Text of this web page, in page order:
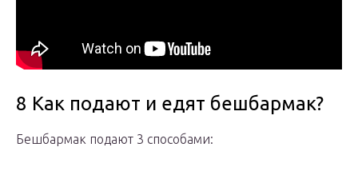
8 Как подают и едят бешбармак?
Бешбармак подают 3 способами: